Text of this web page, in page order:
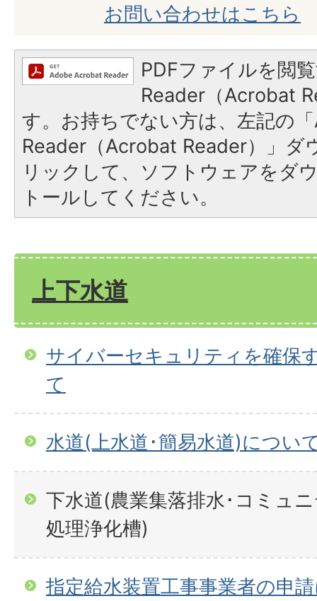
お問い合わせはこちら
PDFファイルを閲
Reader（Acrobat
す。お持ちでない方は、左記の
Reader（Acrobat Reader）」ダ
リックして、ソフトウェアをダ
トールしてください。
上下水道
サイバーセキュリティを確保
て
水道(上水道･簡易水道)につい
下水道(農業集落排水･コミュ
処理浄化槽)
指定給水装置工事事業者の申